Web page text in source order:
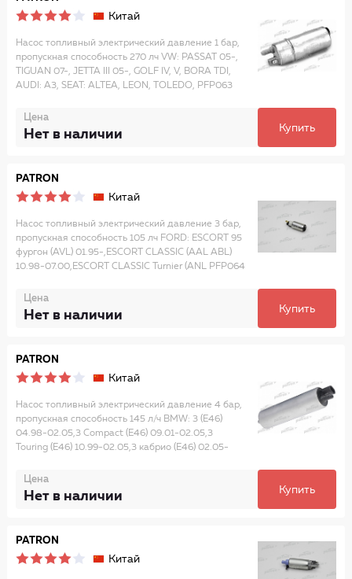
Китай
Насос топливный электрический давление 1 бар,
пропускная способность 270 лч VW: PASSAT 05-,
TIGUAN 07-, JETTA III 05-, GOLF IV, V, BORA TDI,
AUDI: A3, SEAT: ALTEA, LEON, TOLEDO, PFP063
Цена
Нет в наличии Купить
PATRON
Китай
Насос топливный электрический давление 3 бар,
пропускная способность 105 лч FORD: ESCORT 95
фургон (AVL) 01.95-,ESCORT CLASSIC (AAL ABL)
10.98-07.00,ESCORT CLASSIC Turnier (ANL PFP064
Цена
Нет в наличии Купить
PATRON
Китай
Насос топливный электрический давление 4 бар,
пропускная способность 145 л/ч BMW: 3 (E46)
04.98-02.05,3 Compact (E46) 09.01-02.05,3
Touring (E46) 10.99-02.05,3 кабрио (E46) 02.05-
Цена
Нет в наличии Купить
PATRON
Китай